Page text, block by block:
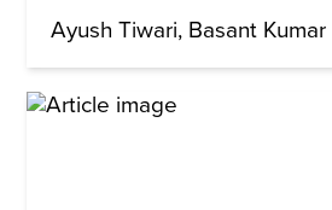
Ayush Tiwari Basant Kumar